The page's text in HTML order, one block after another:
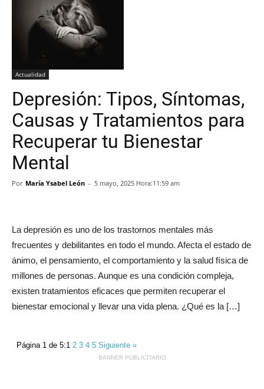
Actualidad
Depresión: Tipos, Síntomas,
Causas y Tratamientos para
Recuperar tu Bienestar
Mental
Por María Ysabel León - 5 mayo, 2025 Hora:11:59 am
La depresión es uno de los trastornos mentales más
frecuentes y debilitantes en todo el mundo. Afecta el estado de
ánimo, el pensamiento, el comportamiento y la salud física de
millones de personas. Aunque es una condición compleja,
existen tratamientos eficaces que permiten recuperar el
bienestar emocional y llevar una vida plena. ¿Qué es la […]
Página 1 de 5:1 2345Siguiente »
BANNER PUBLICITARIO